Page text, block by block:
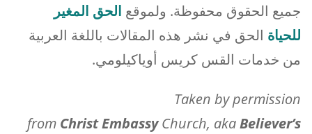
جميع الحقوق محفوظة. ولموقع الحق المغير
للحياة الحق في نشر هذه المقالات باللغة العربية
من خدمات القس كريس أوياكيلومي.
Taken by permission
from ChristEmbassy Church, akaBeliever’s